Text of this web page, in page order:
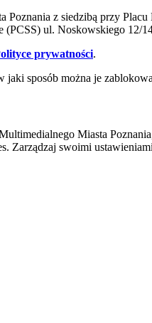
z siedzibą przy
ul. Noskowskiego 12/
prywatności.
sposób można je
Miasta
Zarządzaj swoimi